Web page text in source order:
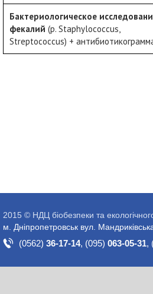
Бактериологическое
фекалий (р. Staphylococcus,
Streptococcus) +
2015 © НДЦ біобезпеки та
м. Дніпропетровськ вул.
(0562) 36-17-14, (095) 063-05-31,